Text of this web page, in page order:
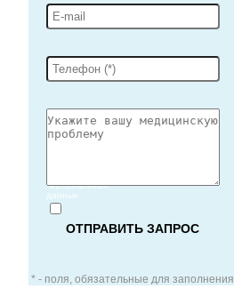
персональных
данных
* - поля, обязательные для заполнения